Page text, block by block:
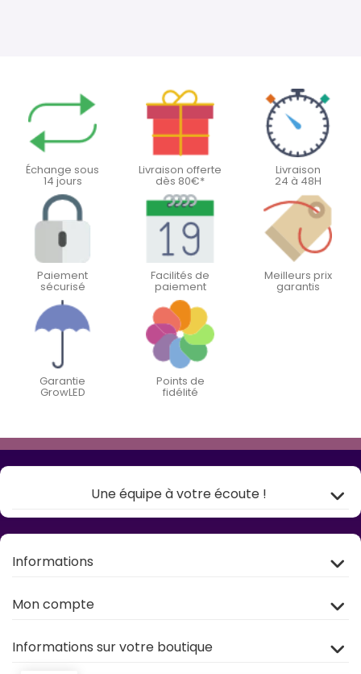
Échange sous
14 jours
Livraison offerte
dès 80€*
Livraison
24 à 48H
Paiement
sécurisé
Facilités de
paiement
Meilleurs prix
garantis
Garantie
GrowLED
Points de
fidélité
Une équipe à votre écoute !
Informations
Mon compte
Informations sur votre boutique